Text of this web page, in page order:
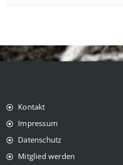
Kontakt
Impressum
Datenschutz
Mitglied werden